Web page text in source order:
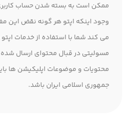
ممکن است به بسته شدن حساب
وجود اینکه اپتو هر گونه نقض این
می کند شما با استفاده از خدمات
مسولیتی در قبال محتوای ارسال
محتویات و موضوعات اپلیکیشن ها
جمهوری اسلامی ایران باشد.